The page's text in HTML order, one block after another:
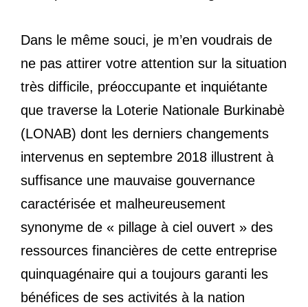
Dans le même souci, je m’en voudrais de
ne pas attirer votre attention sur la situation
très difficile, préoccupante et inquiétante
que traverse la Loterie Nationale Burkinabè
(LONAB) dont les derniers changements
intervenus en septembre 2018 illustrent à
suffisance une mauvaise gouvernance
caractérisée et malheureusement
synonyme de « pillage à ciel ouvert » des
ressources financières de cette entreprise
quinquagénaire qui a toujours garanti les
bénéfices de ses activités à la nation